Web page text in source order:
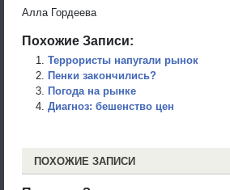
Алла Гордеева
Похожие Записи:
Террористы напугали рынок
Пенки закончились?
Погода на рынке
Диагноз: бешенство цен
ПОХОЖИЕ ЗАПИСИ